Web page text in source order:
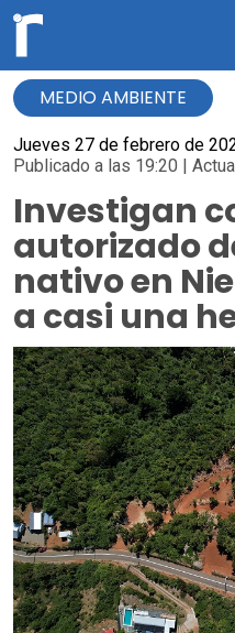
MEDIO AMBIENTE
Jueves 27 de febrero de
Publicado a las 19:20 |
Investigan
autorizado
nativo en
a casi una